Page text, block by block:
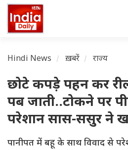
Hindi News ख़बरें राज्य
छोटे कपड़े पहन कर
पब जाती..टोकने पर
परेशान सास-ससुर ने
पानीपत में बहू के साथ विवाद से